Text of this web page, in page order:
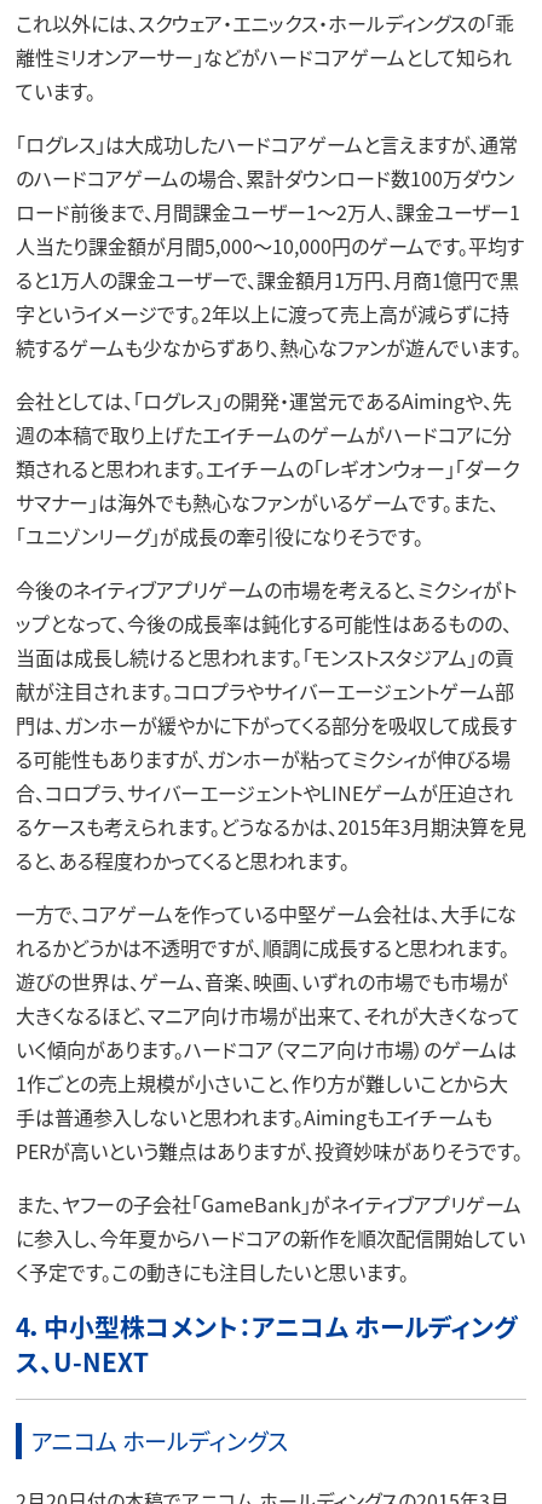
これ以外には、スクウェア・エニックス・ホールディングスの「乖
離性ミリオンアーサー」などがハードコアゲームとして知られ
ています。
「ログレス」は大成功したハードコアゲームと言えますが、通常
のハードコアゲームの場合、累計ダウンロード数100万ダウン
ロード前後まで、月間課金ユーザー1～2万人、課金ユーザー1
人当たり課金額が月間5,000～10,000円のゲームです。平均す
ると1万人の課金ユーザーで、課金額月1万円、月商1億円で黒
字というイメージです。2年以上に渡って売上高が減らずに持
続するゲームも少なからずあり、熱心なファンが遊んでいます。
会社としては、「ログレス」の開発・運営元であるAimingや、先
週の本稿で取り上げたエイチームのゲームがハードコアに分
類されると思われます。エイチームの「レギオンウォー」「ダーク
サマナー」は海外でも熱心なファンがいるゲームです。また、
「ユニゾンリーグ」が成長の牽引役になりそうです。
今後のネイティブアプリゲームの市場を考えると、ミクシィがト
ップとなって、今後の成長率は鈍化する可能性はあるものの、
当面は成長し続けると思われます。「モンストスタジアム」の貢
献が注目されます。コロプラやサイバーエージェントゲーム部
門は、ガンホーが緩やかに下がってくる部分を吸収して成長す
る可能性もありますが、ガンホーが粘ってミクシィが伸びる場
合、コロプラ、サイバーエージェントやLINEゲームが圧迫され
るケースも考えられます。どうなるかは、2015年3月期決算を見
ると、ある程度わかってくると思われます。
一方で、コアゲームを作っている中堅ゲーム会社は、大手にな
れるかどうかは不透明ですが、順調に成長すると思われます。
遊びの世界は、ゲーム、音楽、映画、いずれの市場でも市場が
大きくなるほど、マニア向け市場が出来て、それが大きくなって
いく傾向があります。ハードコア（マニア向け市場）のゲームは
1作ごとの売上規模が小さいこと、作り方が難しいことから大
手は普通参入しないと思われます。Aimingもエイチームも
PERが高いという難点はありますが、投資妙味がありそうです。
また、ヤフーの子会社「GameBank」がネイティブアプリゲーム
に参入し、今年夏からハードコアの新作を順次配信開始してい
く予定です。この動きにも注目したいと思います。
4．中小型株コメント：アニコム ホールディング
ス、U-NEXT
アニコム ホールディングス